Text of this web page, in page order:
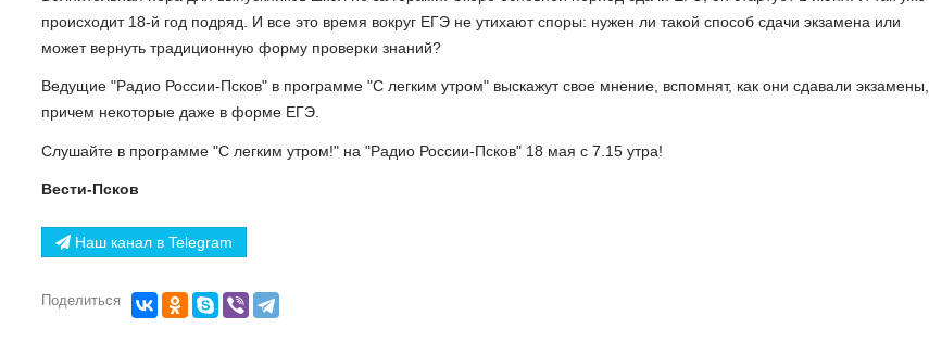
происходит 18-й год подряд. И все это время вокруг ЕГЭ не утихают споры: нужен ли такой способ сдачи экзамена или
может вернуть традиционную форму проверки знаний?
Ведущие "Радио России-Псков" в программе "С легким утром" выскажут свое мнение, вспомнят, как они сдавали экзамены,
причем некоторые даже в форме ЕГЭ.
Слушайте в программе "С легким утром!" на "Радио России-Псков" 18 мая с 7.15 утра!
Вести-Псков
Наш канал в Telegram
Поделиться